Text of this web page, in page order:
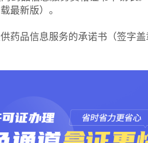
最新版）。
品信息服务的承诺书（签字盖